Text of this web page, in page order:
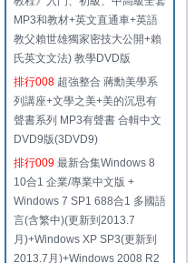
MP3和教材+英文直通車+英語
教父賴世雄獨家密技大公開+賴
氏英文文法) 教學DVD版
排行008 超強整合 蔣勳美學系
列講座+文學之美+美的沉思有
聲書系列 MP3有聲書 合輯中文
DVD9版(3DVD9)
排行009 最新合集Windows 8
10合1 企業/專業中文版 +
Windows 7 SP1 688合1 多國語
言(含繁中)(更新到2013.7
月)+Windows XP SP3(更新到
2013.7月)+Windows 2008 R2